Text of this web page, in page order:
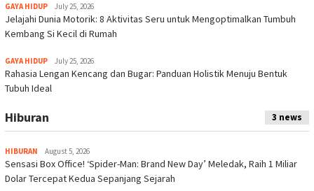
GAYA HIDUP July 25, 2026
Jelajahi Dunia Motorik: 8 Aktivitas Seru untuk Mengoptimalkan Tumbuh
Kembang Si Kecil di Rumah
GAYA HIDUP July 25, 2026
Rahasia Lengan Kencang dan Bugar: Panduan Holistik Menuju Bentuk
Tubuh Ideal
Hiburan 3 news
HIBURAN August 5, 2026
Sensasi Box Office! ‘Spider-Man: Brand New Day’ Meledak, Raih 1 Miliar
Dolar Tercepat Kedua Sepanjang Sejarah